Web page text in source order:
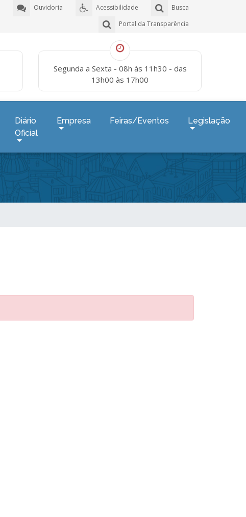
Busca
Acessibilidade
Ouvidoria
Portal da Transparência
Segunda a Sexta - 08h às 11h30 - das
13h00 às 17h00
Diário
Oficial
Empresa Feiras/Eventos Legislação